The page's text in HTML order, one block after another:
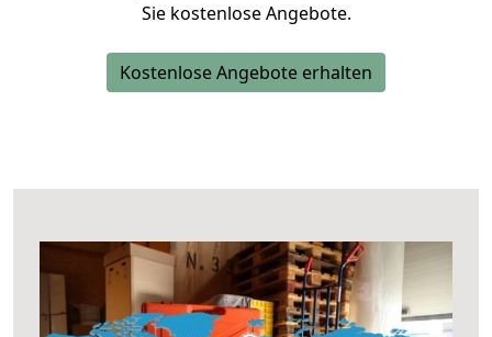
Sie kostenlose Angebote.
Kostenlose Angebote erhalten